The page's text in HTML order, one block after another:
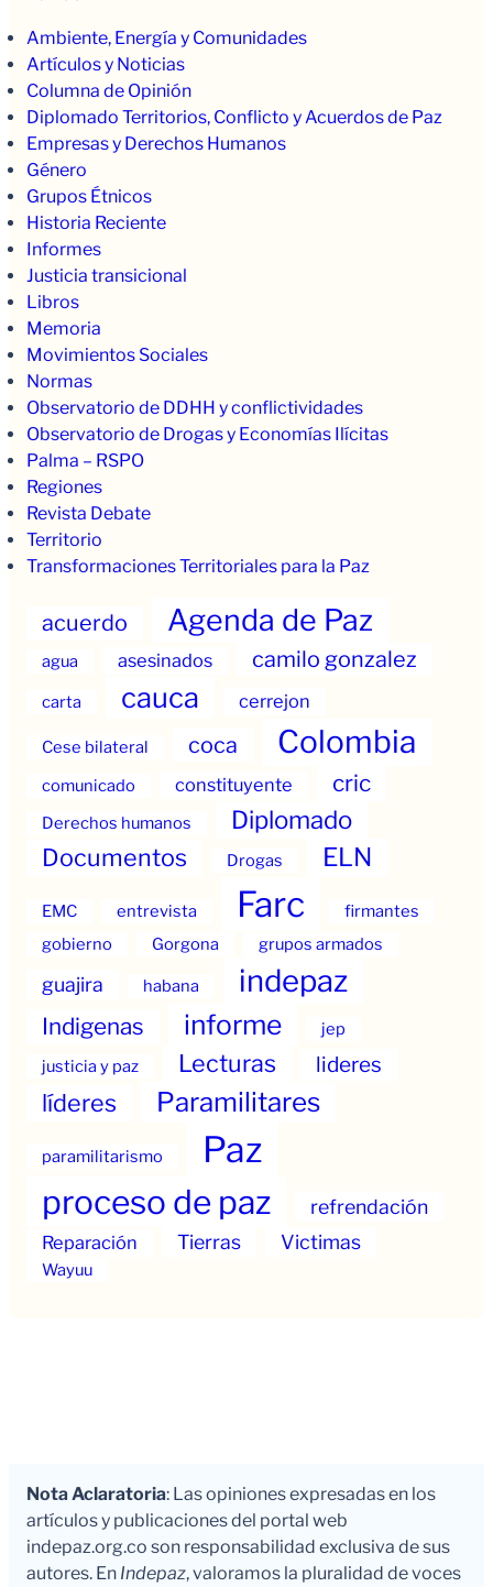
Ambiente, Energía y Comunidades
Artículos y Noticias
Columna de Opinión
Diplomado Territorios, Conflicto y Acuerdos de Paz
Empresas y Derechos Humanos
Género
Grupos Étnicos
Historia Reciente
Informes
Justicia transicional
Libros
Memoria
Movimientos Sociales
Normas
Observatorio de DDHH y conflictividades
Observatorio de Drogas y Economías Ilícitas
Palma – RSPO
Regiones
Revista Debate
Territorio
Transformaciones Territoriales para la Paz
acuerdo Agenda de Paz
agua asesinados camilo gonzalez
carta cauca cerrejon
Cese bilateral coca Colombia
comunicado constituyente cric
Derechos humanos Diplomado
Documentos Drogas ELN
EMC entrevista Farc
firmantes
gobierno
Gorgona grupos armados
guajira habana indepaz
Indigenas informe
jep
justicia y paz
Lecturas lideres
líderes Paramilitares
paramilitarismo Paz
proceso de paz refrendación
Reparación Tierras Victimas
Wayuu
Nota Aclaratoria: Las opiniones expresadas en los
artículos y publicaciones del portal web
indepaz.org.co son responsabilidad exclusiva de sus
autores. En Indepaz, valoramos la pluralidad de voces